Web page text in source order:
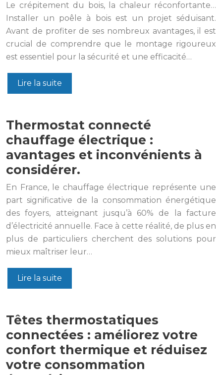
Le crépitement du bois, la chaleur réconfortante…
Installer un poêle à bois est un projet séduisant.
Avant de profiter de ses nombreux avantages, il est
crucial de comprendre que le montage rigoureux
est essentiel pour la sécurité et une efficacité…
Lire la suite
Thermostat connecté
chauffage électrique :
avantages et inconvénients à
considérer.
En France, le chauffage électrique représente une
part significative de la consommation énergétique
des foyers, atteignant jusqu’à 60% de la facture
d’électricité annuelle. Face à cette réalité, de plus en
plus de particuliers cherchent des solutions pour
mieux maîtriser leur…
Lire la suite
Têtes thermostatiques
connectées : améliorez votre
confort thermique et réduisez
votre consommation